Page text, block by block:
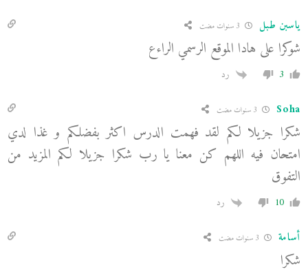
ياسبن طبل
شوكرا على هادا الموقع الرسمي الراءع
3 رد
Soha
شكرا جزيلا لكم لقد فهمت الدرس اكثر بفضلكم و غذا لدي
امتحان فيه اللهم كن معنا يا رب شكرا جزيلا لكم المزيد من
التفوق
10 رد
أسامة
شكرا